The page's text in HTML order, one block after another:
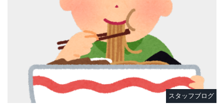
スタッフブログ